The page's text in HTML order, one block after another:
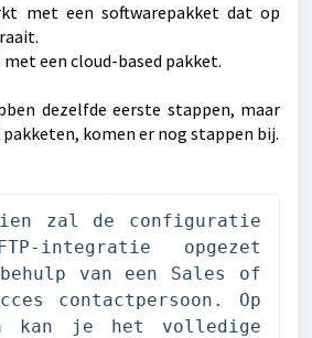
met een softwarepakket dat op
een cloud-based pakket.
dezelfde eerste stappen, maar
komen er nog stappen bij.
zal de configuratie
integratie opgezet
van een Sales of
contactpersoon. Op
kan je het volledige